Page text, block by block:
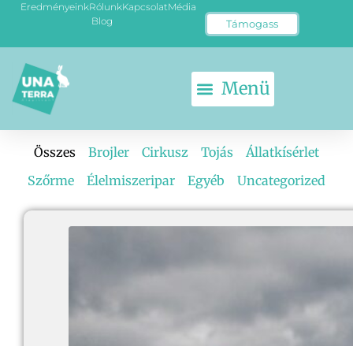
EredményeinkRólunkKapcsolatMédia
Blog
Támogass
Brojler Cirkusz Tojás
Állatkísérlet
Szőrme
Élelmiszeripar Egyéb Uncategorized
Összes